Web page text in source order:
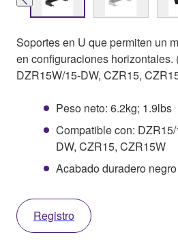
Soportes en U que permiten un
en configuraciones horizontales.
DZR15W/15-DW, CZR15,
Peso neto: 6.2kg; 1.9lbs
Compatible con:
DW, CZR15, CZR15W
Acabado duradero
Registro